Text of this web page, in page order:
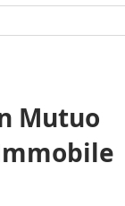
Mutuo